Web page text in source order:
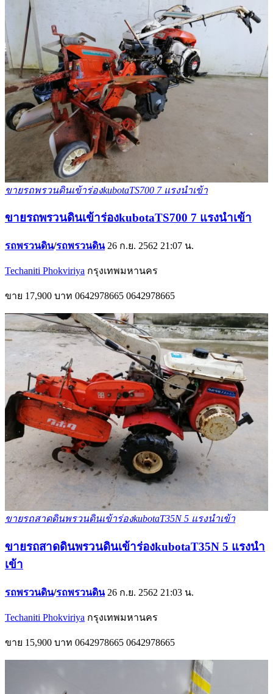
ขายรถพรวนดินเข้าร่องkubotaTS700 7 แรงนำเข้า
ขายรถพรวนดินเข้าร่องkubotaTS700 7 แรงนำเข้า
รถพรวนดิน/รถพรวนดิน 26 ก.ย. 2562 21:07 น.
Techaniti Phokviriya กรุงเทพมหานคร
ขาย 17,900 บาท 0642978665 0642978665
ขายรถสาดดินพรวนดินเข้าร่องkubotaT35N 5 แรงนำเข้า
ขายรถสาดดินพรวนดินเข้าร่องkubotaT35N 5 แรงนำ
เข้า
รถพรวนดิน/รถพรวนดิน 26 ก.ย. 2562 21:03 น.
Techaniti Phokviriya กรุงเทพมหานคร
ขาย 15,900 บาท 0642978665 0642978665